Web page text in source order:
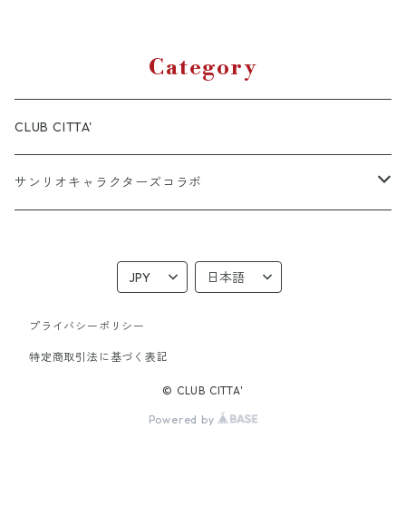
Category
CLUB CITTA'
サンリオキャラクターズコラボ
プライバシーポリシー
特定商取引法に基づく表記
© CLUB CITTA'
Powered by